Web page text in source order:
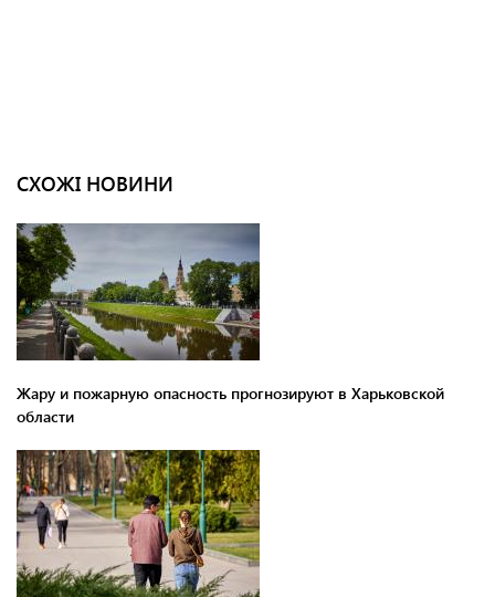
СХОЖІ НОВИНИ
Жару и пожарную опасность прогнозируют в Харьковской
области